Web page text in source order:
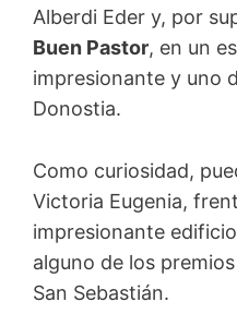
Alberdi Eder y, por
Buen Pastor, en un
impresionante y uno
Donostia.
Como curiosidad,
Victoria Eugenia,
impresionante
alguno de los
San Sebastián.